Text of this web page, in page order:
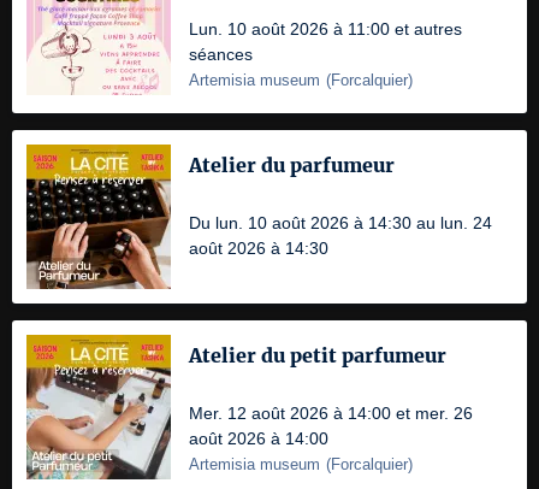
Lun. 10 août 2026 à 11:00 et autres
séances
Artemisia museum (Forcalquier)
Atelier du parfumeur
Du lun. 10 août 2026 à 14:30 au lun. 24
août 2026 à 14:30
Atelier du petit parfumeur
Mer. 12 août 2026 à 14:00 et mer. 26
août 2026 à 14:00
Artemisia museum (Forcalquier)